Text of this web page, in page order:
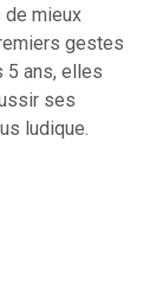
de mieux
gestes
5 ans, elles
ses
ludique.